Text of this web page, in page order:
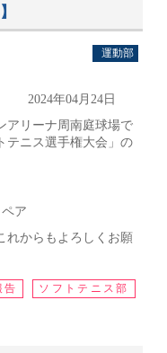
運動部
2024年04月24日
アリーナ周南庭球場で
テニス選手権大会」の
ア
れからもよろしくお願
告 ソフトテニス部